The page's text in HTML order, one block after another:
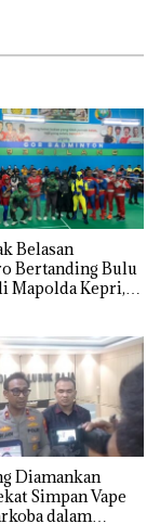
Belasan
Bertanding Bulu
Mapolda Kepri,
Diamankan
Simpan Vape
dalam